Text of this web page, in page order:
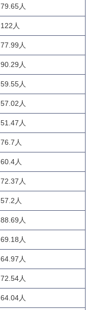
79.65人
122人
77.99人
90.29人
59.55人
57.02人
51.47人
76.7人
60.4人
72.37人
57.2人
88.69人
69.18人
64.97人
72.54人
64.04人